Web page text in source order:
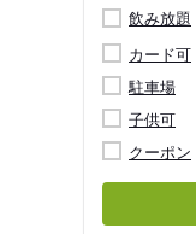
飲み放題
カード可
駐車場
子供可
クーポン